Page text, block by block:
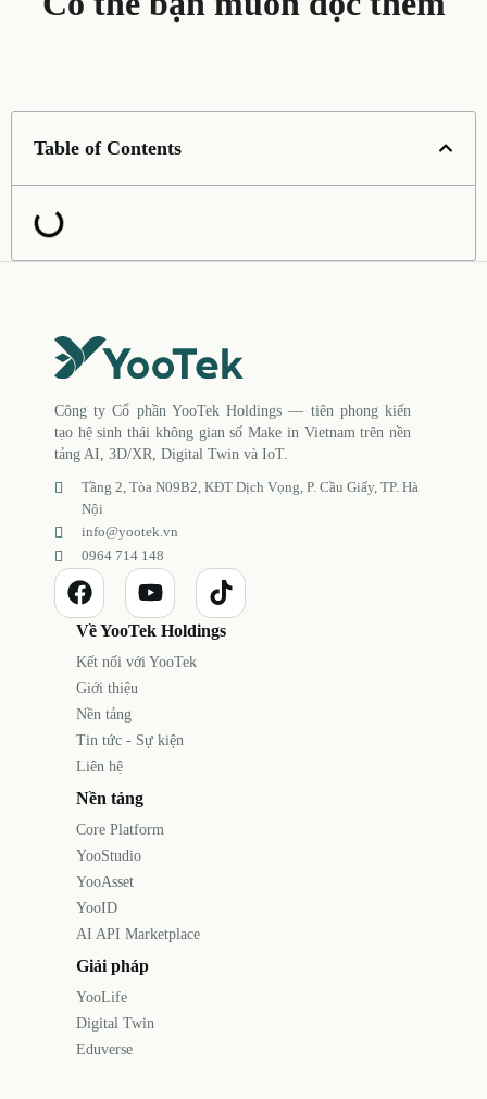
Table of Contents
Công ty Cổ phần YooTek Holdings — tiên phong kiến
tạo hệ sinh thái không gian số Make in Vietnam trên nền
tảng AI, 3D/XR, Digital Twin và IoT.
Tầng 2, Tòa N09B2, KĐT Dịch Vọng, P. Cầu Giấy, TP. Hà
Nội
info@yootek.vn
0964 714 148
Về YooTek Holdings
Kết nối với YooTek
Giới thiệu
Nền tảng
Tin tức - Sự kiện
Liên hệ
Nền tảng
Core Platform
YooStudio
YooAsset
YooID
AI API Marketplace
Giải pháp
YooLife
Digital Twin
Eduverse